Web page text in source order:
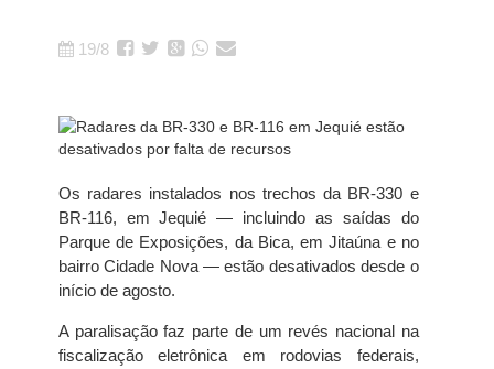
19/8
Os radares instalados nos trechos da BR-330 e
BR-116, em Jequié — incluindo as saídas do
Parque de Exposições, da Bica, em Jitaúna e no
bairro Cidade Nova — estão desativados desde o
início de agosto.
A paralisação faz parte de um revés nacional na
fiscalização eletrônica em rodovias federais,